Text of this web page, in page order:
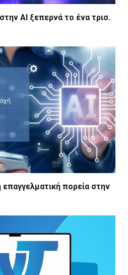
AI ξεπερνά το ένα τρισ.
πορεία στην